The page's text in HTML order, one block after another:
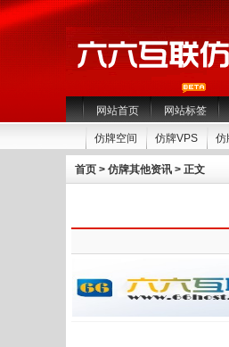
网站首页 网站标签
仿牌空间 仿牌VPS 仿
首页> 仿牌其他资讯> 正文